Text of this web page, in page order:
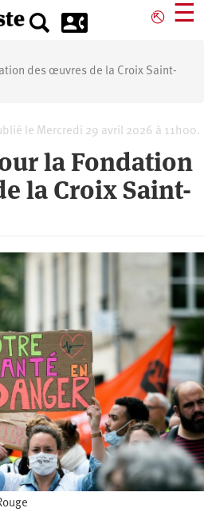
⎋ ☰
des œuvres de la Croix Saint-
le Mercredi 29 avril 2026 à 11h00.
la Fondation
la Croix Saint-